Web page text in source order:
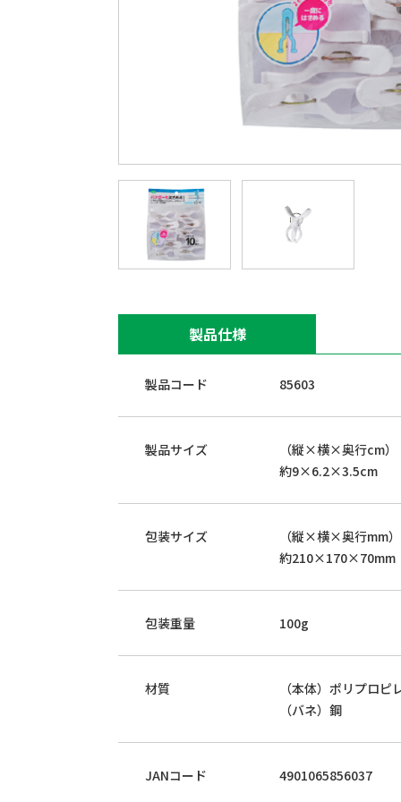
製品仕様
製品コード 85603
製品サイズ
（縦×横×奥行cm）
約9×6.2×3.5cm
包装サイズ
（縦×横×奥行mm）
約210×170×70mm
包装重量 100g
材質
（本体）ポリプロピ
（バネ）鋼
JANコード 4901065856037